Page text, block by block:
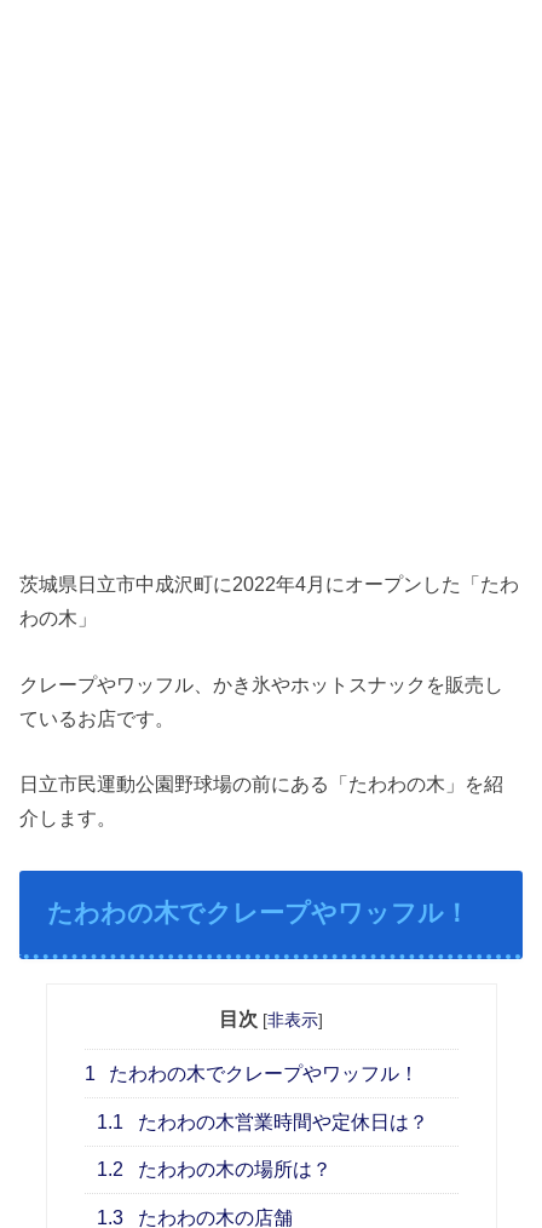
茨城県日立市中成沢町に2022年4月にオープンした「たわ
わの木」
クレープやワッフル、かき氷やホットスナックを販売し
ているお店です。
日立市民運動公園野球場の前にある「たわわの木」を紹
介します。
たわわの木でクレープやワッフル！
目次 [非表示]
1 たわわの木でクレープやワッフル！
1.1 たわわの木営業時間や定休日は？
1.2 たわわの木の場所は？
1.3 たわわの木の店舗